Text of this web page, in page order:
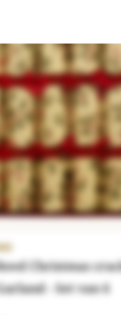
Christmas
- Set van 6